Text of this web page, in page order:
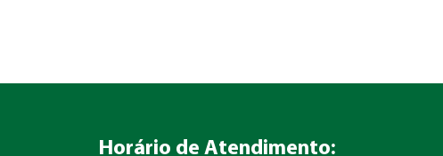
Horário de Atendimento: